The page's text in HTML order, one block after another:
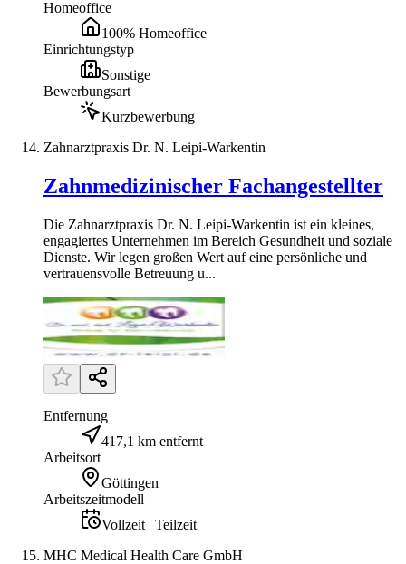
Homeoffice
100% Homeoffice
Einrichtungstyp
Sonstige
Bewerbungsart
Kurzbewerbung
Zahnarztpraxis Dr. N. Leipi-Warkentin
Zahnmedizinischer Fachangestellter
Die Zahnarztpraxis Dr. N. Leipi-Warkentin ist ein kleines,
engagiertes Unternehmen im Bereich Gesundheit und soziale
Dienste. Wir legen großen Wert auf eine persönliche und
vertrauensvolle Betreuung u...
Entfernung
417,1 km entfernt
Arbeitsort
Göttingen
Arbeitszeitmodell
Vollzeit | Teilzeit
MHC Medical Health Care GmbH